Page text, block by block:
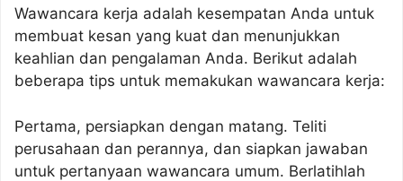
Wawancara kerja adalah kesempatan Anda untuk
membuat kesan yang kuat dan menunjukkan
keahlian dan pengalaman Anda. Berikut adalah
beberapa tips untuk memakukan wawancara kerja:
Pertama, persiapkan dengan matang. Teliti
perusahaan dan perannya, dan siapkan jawaban
untuk pertanyaan wawancara umum. Berlatihlah